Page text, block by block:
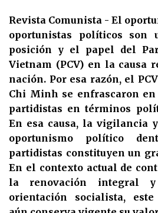
Revista Comunista - El
oportunistas políticos son
posición y el papel del
Vietnam (PCV) en la causa
nación. Por esa razón, el
Chi Minh se enfrascaron
partidistas en términos
En esa causa, la vigilancia
oportunismo político
partidistas constituyen un
En el contexto actual de
la renovación integral
orientación socialista,